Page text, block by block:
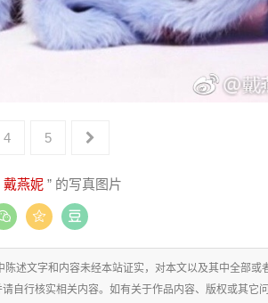
4 5
戴燕妮” 的写真图片
述文字和内容未经本站证实，对本文以及其中全部或
自行核实相关内容。如有关于作品内容、版权或其它